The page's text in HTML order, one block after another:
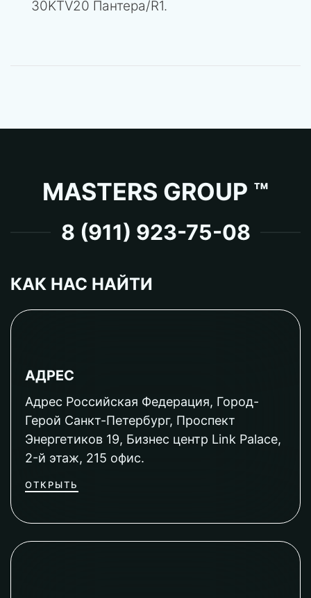
30KTV20 Пантера/R1.
MASTERS GROUP ™
8 (911) 923-75-08
КАК НАС НАЙТИ
АДРЕС
Адрес Российская Федерация, Город-
Герой Санкт-Петербург, Проспект
Энергетиков 19, Бизнес центр Link Palace,
2-й этаж, 215 офис.
ОТКРЫТЬ